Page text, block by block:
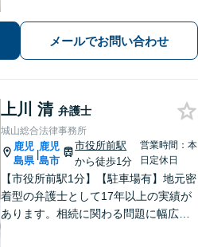
可】豊富な実践経験を活かし、スピー
ド解決を目指します。
メールでお問い合わせ
上川 清 弁護士
城山総合法律事務所
鹿児
島県
|
鹿児
島市
市役所前駅
から徒歩1分
営業時間：本
日定休日
【市役所前駅1分】【駐車場有】地元密
着型の弁護士として17年以上の実績が
あります。相続に関わる問題に幅広く